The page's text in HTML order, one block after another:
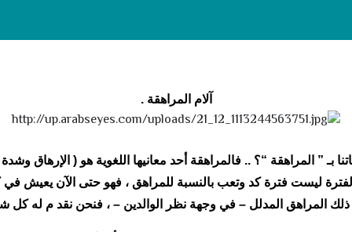
آلام المراهقة .
بـ ” المراهقة “؟ .. فالمراهقة أحد معانيها اللغوية هو ( الإرهاق
) الكهف – 73 ، ولكن تلك الفترة ليست فترة كد وتعب بالنسبة للمراهق ، فهو حتى
المراهق المدلل – في وجهة نظر الوالدين – ، فنحن نقد م له كل